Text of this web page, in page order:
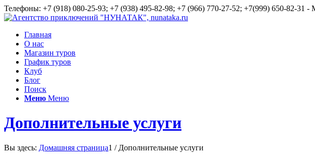
Телефоны: +7 (918) 080-25-93; +7 (938) 495-82-98; +7 (966) 770-27-52; +7(999) 650-82-31 -
Главная
О нас
Магазин туров
График туров
Клуб
Блог
Поиск
Меню Меню
Дополнительные услуги
Вы здесь: Домашняя страница1 / Дополнительные услуги